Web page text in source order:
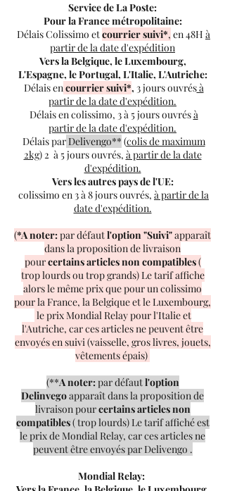
Service de La Poste:
Pour la France métropolitaine:
Délais Colissimo etcourrier suivi*, en 48H à
partir de la date d'expédition
Vers la Belgique, le Luxembourg,
L'Espagne, le Portugal, L'Italie, L'Autriche:
Délais encourrier suivi*, 3 jours ouvrésà
partir de la date d'expédition.
Délais en colissimo, 3 à 5 jours ouvrésà
partir de la date d'expédition.
Délais parDelivengo** (colis de maximum
2kg) 2 à 5 jours ouvrés, à partir de la date
d'expédition.
Vers les autres pays de l'UE:
colissimo en 3 à 8 jours ouvrés, à partir de la
date d'expédition.
(*A noter:par défautl'option "Suivi"apparaît
dans la proposition de livraison
pourcertains articles non compatibles(
trop lourds ou trop grands) Le tarif affiche
alors le même prix que pour un colissimo
pour la France, la Belgique et le Luxembourg,
le prix Mondial Relay pour l'Italie et
l'Autriche, car ces articles ne peuvent être
envoyés en suivi (vaisselle, gros livres, jouets,
vêtements épais)
(**A noter: par défautl'option
Delinvegoapparaît dans la proposition de
livraison pourcertains articles non
compatibles( trop lourds) Le tarif affiché est
le prix de Mondial Relay, car ces articles ne
peuvent être envoyés par Delivengo .
Mondial Relay: